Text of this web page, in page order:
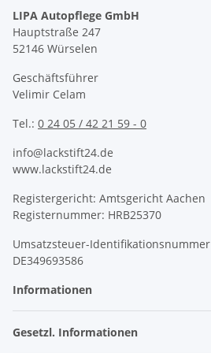
LIPA Autopflege GmbH
Hauptstraße 247
52146 Würselen
Geschäftsführer
Velimir Celam
Tel.: 0 24 05 / 42 21 59 - 0
info@lackstift24.de
www.lackstift24.de
Registergericht: Amtsgericht Aachen
Registernummer: HRB25370
Umsatzsteuer-Identifikationsnummer
DE349693586
Informationen
Gesetzl. Informationen